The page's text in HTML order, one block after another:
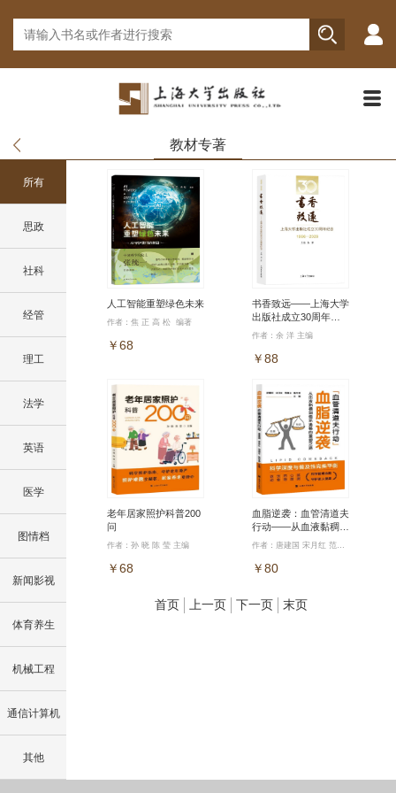
教材专著
所有
思政
社科
经管
理工
法学
英语
医学
图情档
新闻影视
体育养生
机械工程
通信计算机
其他
人工智能重塑绿色未来
作者：焦 正 高 松 编著
￥68
书香致远——上海大学
出版社成立30周年纪
念（1996—2026）
作者：余 洋 主编
￥88
老年居家照护科普200
问
作者：孙 晓 陈 莹 主编
￥68
血脂逆袭：血管清道夫
行动——从血液黏稠到
循环通畅的重塑之路 作者：唐建国 宋月红 范晓方 陈军香 主编
￥80
首页 上一页 下一页 末页